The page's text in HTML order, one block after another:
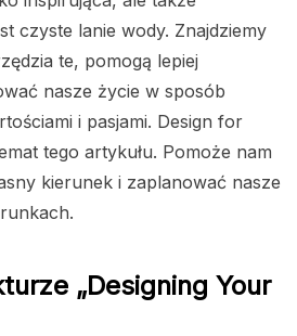
czyste lanie wody. Znajdziemy
te, pomogą lepiej
nasze życie w sposób
i pasjami. Design for
tego artykułu. Pomoże nam
kierunek i zaplanować nasze
„Designing Your